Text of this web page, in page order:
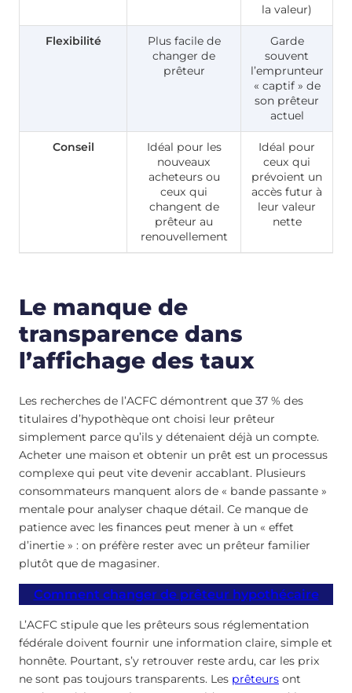
la valeur)
Flexibilité
Plus facile de
changer de
prêteur
Garde
souvent
l’emprunteur
« captif » de
son prêteur
actuel
Conseil
Idéal pour les
nouveaux
acheteurs ou
ceux qui
changent de
prêteur au
renouvellement
Idéal pour
ceux qui
prévoient un
accès futur à
leur valeur
nette
Le manque de
transparence dans
l’affichage des taux
Les recherches de l’ACFC démontrent que 37 % des
titulaires d’hypothèque ont choisi leur prêteur
simplement parce qu’ils y détenaient déjà un compte.
Acheter une maison et obtenir un prêt est un processus
complexe qui peut vite devenir accablant. Plusieurs
consommateurs manquent alors de « bande passante »
mentale pour analyser chaque détail. Ce manque de
patience avec les finances peut mener à un « effet
d’inertie » : on préfère rester avec un prêteur familier
plutôt que de magasiner.
Comment changer de prêteur hypothécaire
L’ACFC stipule que les prêteurs sous réglementation
fédérale doivent fournir une information claire, simple et
honnête. Pourtant, s’y retrouver reste ardu, car les prix
ne sont pas toujours transparents. Les prêteurs ont